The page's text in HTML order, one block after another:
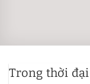
Trong thời